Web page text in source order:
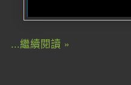
...繼續閱讀 »